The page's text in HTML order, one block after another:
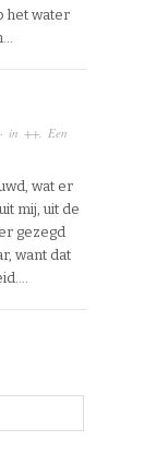
het water
· in++,Een
wat er
mij, uit de
gezegd
want dat